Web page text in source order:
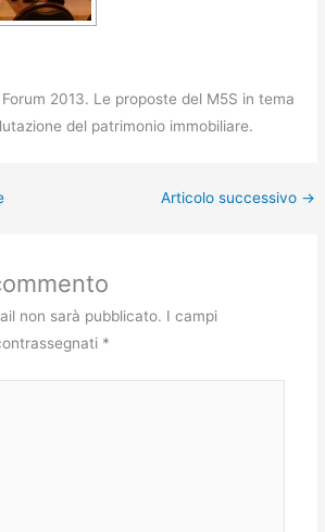
Forum 2013. Le proposte del M5S in tema
del patrimonio immobiliare.
Articolo successivo →
non sarà pubblicato. I campi
*